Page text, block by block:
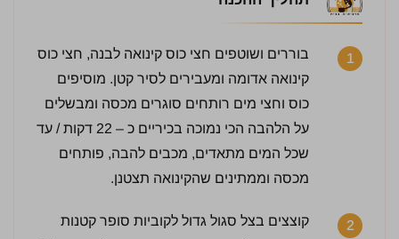
1
בוררים ושוטפים חצי כוס קינואה לבנה, חצי כוס
קינואה אדומה ומעבירים לסיר קטן. מוסיפים
כוס וחצי מים רותחים סוגרים מכסה ומבשלים
על הלהבה הכי נמוכה בכיריים כ – 22 דקות / עד
שכל המים מתאדים, מכבים להבה, פותחים
מכסה וממתינים שהקינואה תצטנן.
2
קוצצים בצל סגול גדול לקוביות סופר קטנות
לחץ כדי לדרג: